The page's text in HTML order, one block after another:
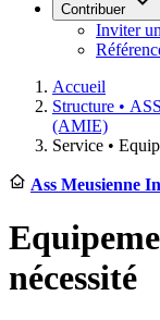
Contribuer
Inviter
Accueil
Structure •
(AMIE)
Service •
Ass Meusienne
nécessité